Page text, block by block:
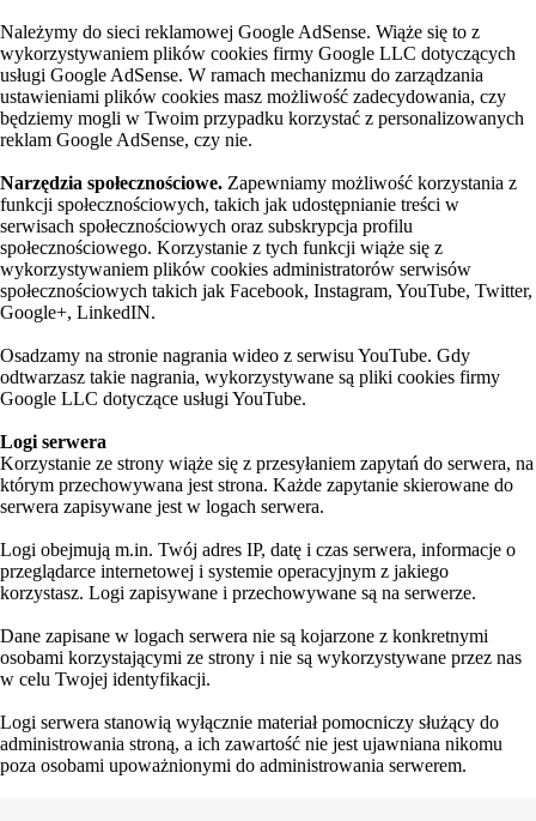
Należymy do sieci reklamowej Google AdSense. Wiąże się to z
wykorzystywaniem plików cookies firmy Google LLC dotyczących
usługi Google AdSense. W ramach mechanizmu do zarządzania
ustawieniami plików cookies masz możliwość zadecydowania, czy
będziemy mogli w Twoim przypadku korzystać z personalizowanych
reklam Google AdSense, czy nie.
Narzędzia społecznościowe. Zapewniamy możliwość korzystania z
funkcji społecznościowych, takich jak udostępnianie treści w
serwisach społecznościowych oraz subskrypcja profilu
społecznościowego. Korzystanie z tych funkcji wiąże się z
wykorzystywaniem plików cookies administratorów serwisów
społecznościowych takich jak Facebook, Instagram, YouTube, Twitter,
Google+, LinkedIN.
Osadzamy na stronie nagrania wideo z serwisu YouTube. Gdy
odtwarzasz takie nagrania, wykorzystywane są pliki cookies firmy
Google LLC dotyczące usługi YouTube.
Logi serwera
Korzystanie ze strony wiąże się z przesyłaniem zapytań do serwera, na
którym przechowywana jest strona. Każde zapytanie skierowane do
serwera zapisywane jest w logach serwera.
Logi obejmują m.in. Twój adres IP, datę i czas serwera, informacje o
przeglądarce internetowej i systemie operacyjnym z jakiego
korzystasz. Logi zapisywane i przechowywane są na serwerze.
Dane zapisane w logach serwera nie są kojarzone z konkretnymi
osobami korzystającymi ze strony i nie są wykorzystywane przez nas
w celu Twojej identyfikacji.
Logi serwera stanowią wyłącznie materiał pomocniczy służący do
administrowania stroną, a ich zawartość nie jest ujawniana nikomu
poza osobami upoważnionymi do administrowania serwerem.